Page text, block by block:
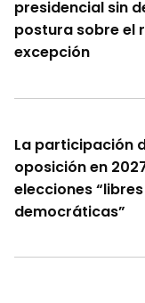
presidencial sin
postura sobre el
excepción
La participación
oposición en
elecciones
democráticas”